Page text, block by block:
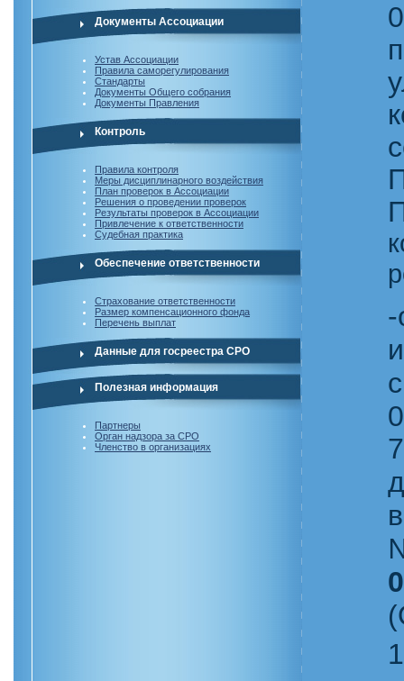
Документы Ассоциации
Устав Ассоциации
Правила саморегулирования
Стандарты
Документы Общего собрания
Документы Правления
Контроль
Правила контроля
Меры дисциплинарного воздействия
План проверок в Ассоциации
Решения о проведении проверок
Результаты проверок в Ассоциации
Привлечение к ответственности
Судебная практика
Обеспечение ответственности
Страхование ответственности
Размер компенсационного фонда
Перечень выплат
Данные для госреестра СРО
Полезная информация
Партнеры
Орган надзора за СРО
Членство в организациях